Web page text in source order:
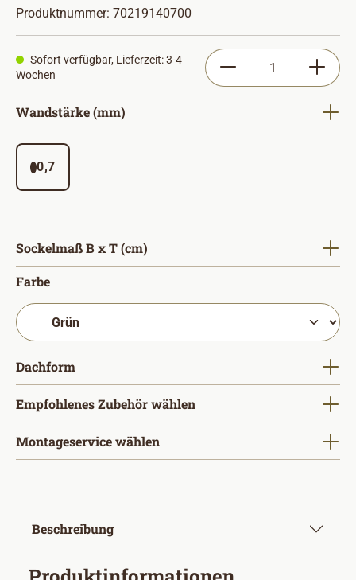
Produktnummer: 70219140700
Sofort verfügbar, Lieferzeit: 3-4
Wochen
Produkt Anzahl:
Wandstärke (mm)
0,7
Sockelmaß B x T (cm)
Farbeauswählen
Dachform
Empfohlenes Zubehör wählen
Montageservice wählen
Beschreibung